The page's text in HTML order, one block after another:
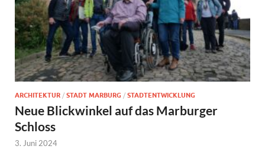
ARCHITEKTUR / STADT MARBURG / STADTENTWICKLUNG
Neue Blickwinkel auf das Marburger
Schloss
3. Juni 2024